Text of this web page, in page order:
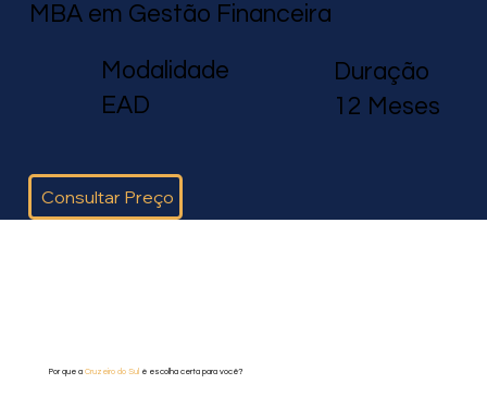
MBA em Gestão Financeira
Modalidade
EAD
Duração
12 Meses
Consultar Preço
Por que aCruzeiro do Sul é escolha certa para você?